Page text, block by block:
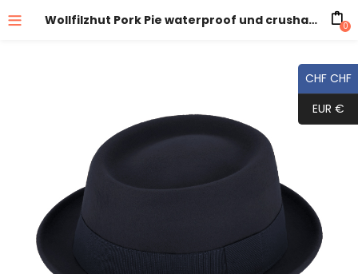
Wollfilzhut Pork Pie waterproof und crushable 0
CHF CHF
EUR €